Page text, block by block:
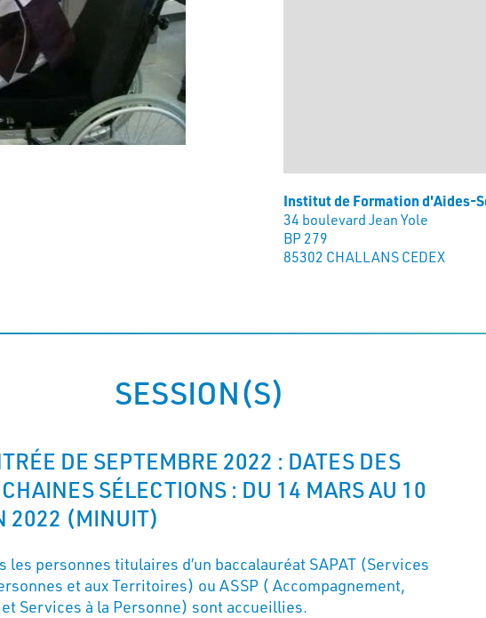
Institut de Formation d'Aides-
34 boulevard Jean Yole
BP 279
85302 CHALLANS CEDEX
SESSION(S)
DE SEPTEMBRE 2022 : DATES DES
SÉLECTIONS : DU 14 MARS AU 10
2022 (MINUIT)
les personnes titulaires d’un baccalauréat SAPAT (Services
et aux Territoires) ou ASSP ( Accompagnement,
Services à la Personne) sont accueillies.